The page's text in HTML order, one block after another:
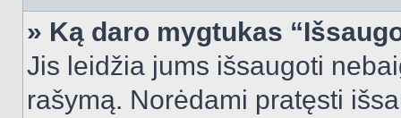
» Ką daro mygtukas
Jis leidžia jums išsaugoti
rašymą. Norėdami pratęsti